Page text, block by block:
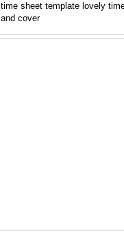
time sheet template lovely
and cover